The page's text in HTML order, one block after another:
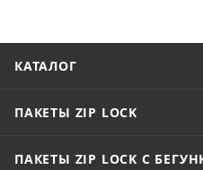
КАТАЛОГ
ПАКЕТЫ ZIP LOCK
ПАКЕТЫ ZIP LOCK С